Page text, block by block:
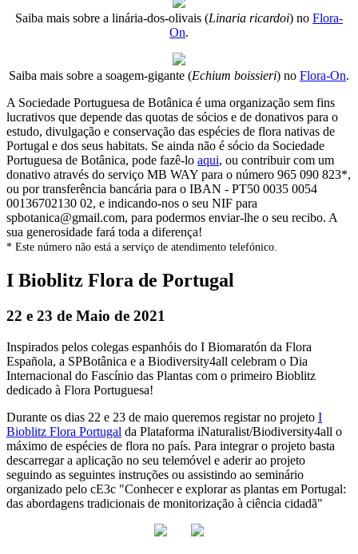
Saiba mais sobre a linária-dos-olivais (Linaria ricardoi) no Flora-
On.
Saiba mais sobre a soagem-gigante (Echium boissieri) no Flora-On.
A Sociedade Portuguesa de Botânica é uma organização sem fins
lucrativos que depende das quotas de sócios e de donativos para o
estudo, divulgação e conservação das espécies de flora nativas de
Portugal e dos seus habitats. Se ainda não é sócio da Sociedade
Portuguesa de Botânica, pode fazê-lo aqui, ou contribuir com um
donativo através do serviço MB WAY para o número 965 090 823*,
ou por transferência bancária para o IBAN - PT50 0035 0054
00136702130 02, e indicando-nos o seu NIF para
spbotanica@gmail.com, para podermos enviar-lhe o seu recibo. A
sua generosidade fará toda a diferença!
* Este número não está a serviço de atendimento telefónico.
I Bioblitz Flora de Portugal
22 e 23 de Maio de 2021
Inspirados pelos colegas espanhóis do I Biomaratón da Flora
Española, a SPBotânica e a Biodiversity4all celebram o Dia
Internacional do Fascínio das Plantas com o primeiro Bioblitz
dedicado à Flora Portuguesa!
Durante os dias 22 e 23 de maio queremos registar no projeto I
Bioblitz Flora Portugal da Plataforma iNaturalist/Biodiversity4all o
máximo de espécies de flora no país. Para integrar o projeto basta
descarregar a aplicação no seu telemóvel e aderir ao projeto
seguindo as seguintes instruções ou assistindo ao seminário
organizado pelo cE3c "Conhecer e explorar as plantas em Portugal:
das abordagens tradicionais de monitorização à ciência cidadã"